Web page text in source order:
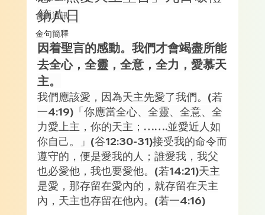
會員通訊
金句簡釋
第八日
因着聖言的感動。我們才會竭盡所能
去全心，全靈，全意，全力，愛慕天
主。
我們應該愛，因為天主先愛了我們。(若
一4:19)「你應當全心、全靈、全意、全
力愛上主，你的天主；…….並愛近人如
你自己。」(谷12:30-31)接受我的命令而
遵守的，便是愛我的人；誰愛我，我父
也必愛他，我也要愛他。(若14:21)天主
是愛，那存留在愛內的，就存留在天主
內，天主也存留在他內。(若一4:16)